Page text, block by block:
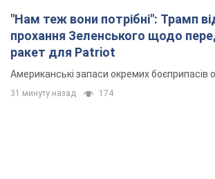
"Нам теж вони потрібні": Трамп
прохання Зеленського щодо
ракет для Patriot
Американські запаси окремих боєприпасів
31 минуту назад 174